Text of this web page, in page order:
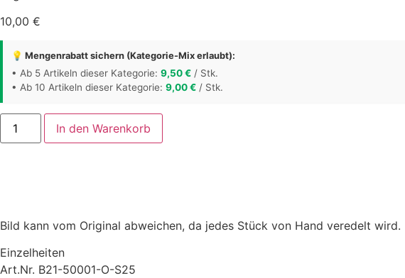
10,00 €
💡 Mengenrabatt sichern (Kategorie-Mix erlaubt):
• Ab 5 Artikeln dieser Kategorie: 9,50€ / Stk.
• Ab 10 Artikeln dieser Kategorie: 9,00€ / Stk.
In den Warenkorb
Bild kann vom Original abweichen, da jedes Stück von Hand veredelt wird.
Einzelheiten
Art.Nr. B21-50001-O-S25